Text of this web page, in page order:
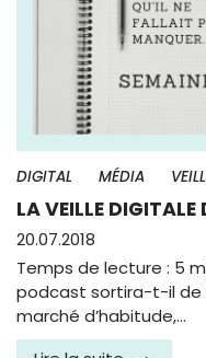
DIGITAL MÉDIA
LA VEILLE DIGITALE
20.07.2018
Temps de lecture : 5
podcast sortira-t-il de
marché d’habitude,…